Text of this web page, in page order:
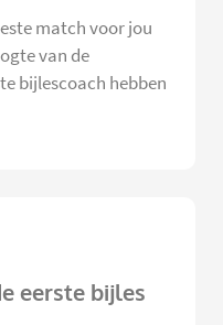
match voor jou
van de
bijlescoach hebben
eerste bijles